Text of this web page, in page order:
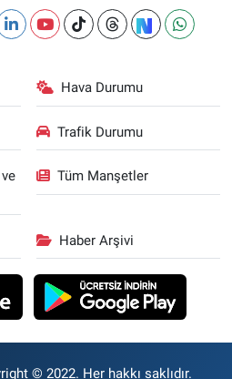
Hava Durumu
Trafik Durumu
Tüm Manşetler
Haber Arşivi
© 2022. Her hakkı saklıdır.